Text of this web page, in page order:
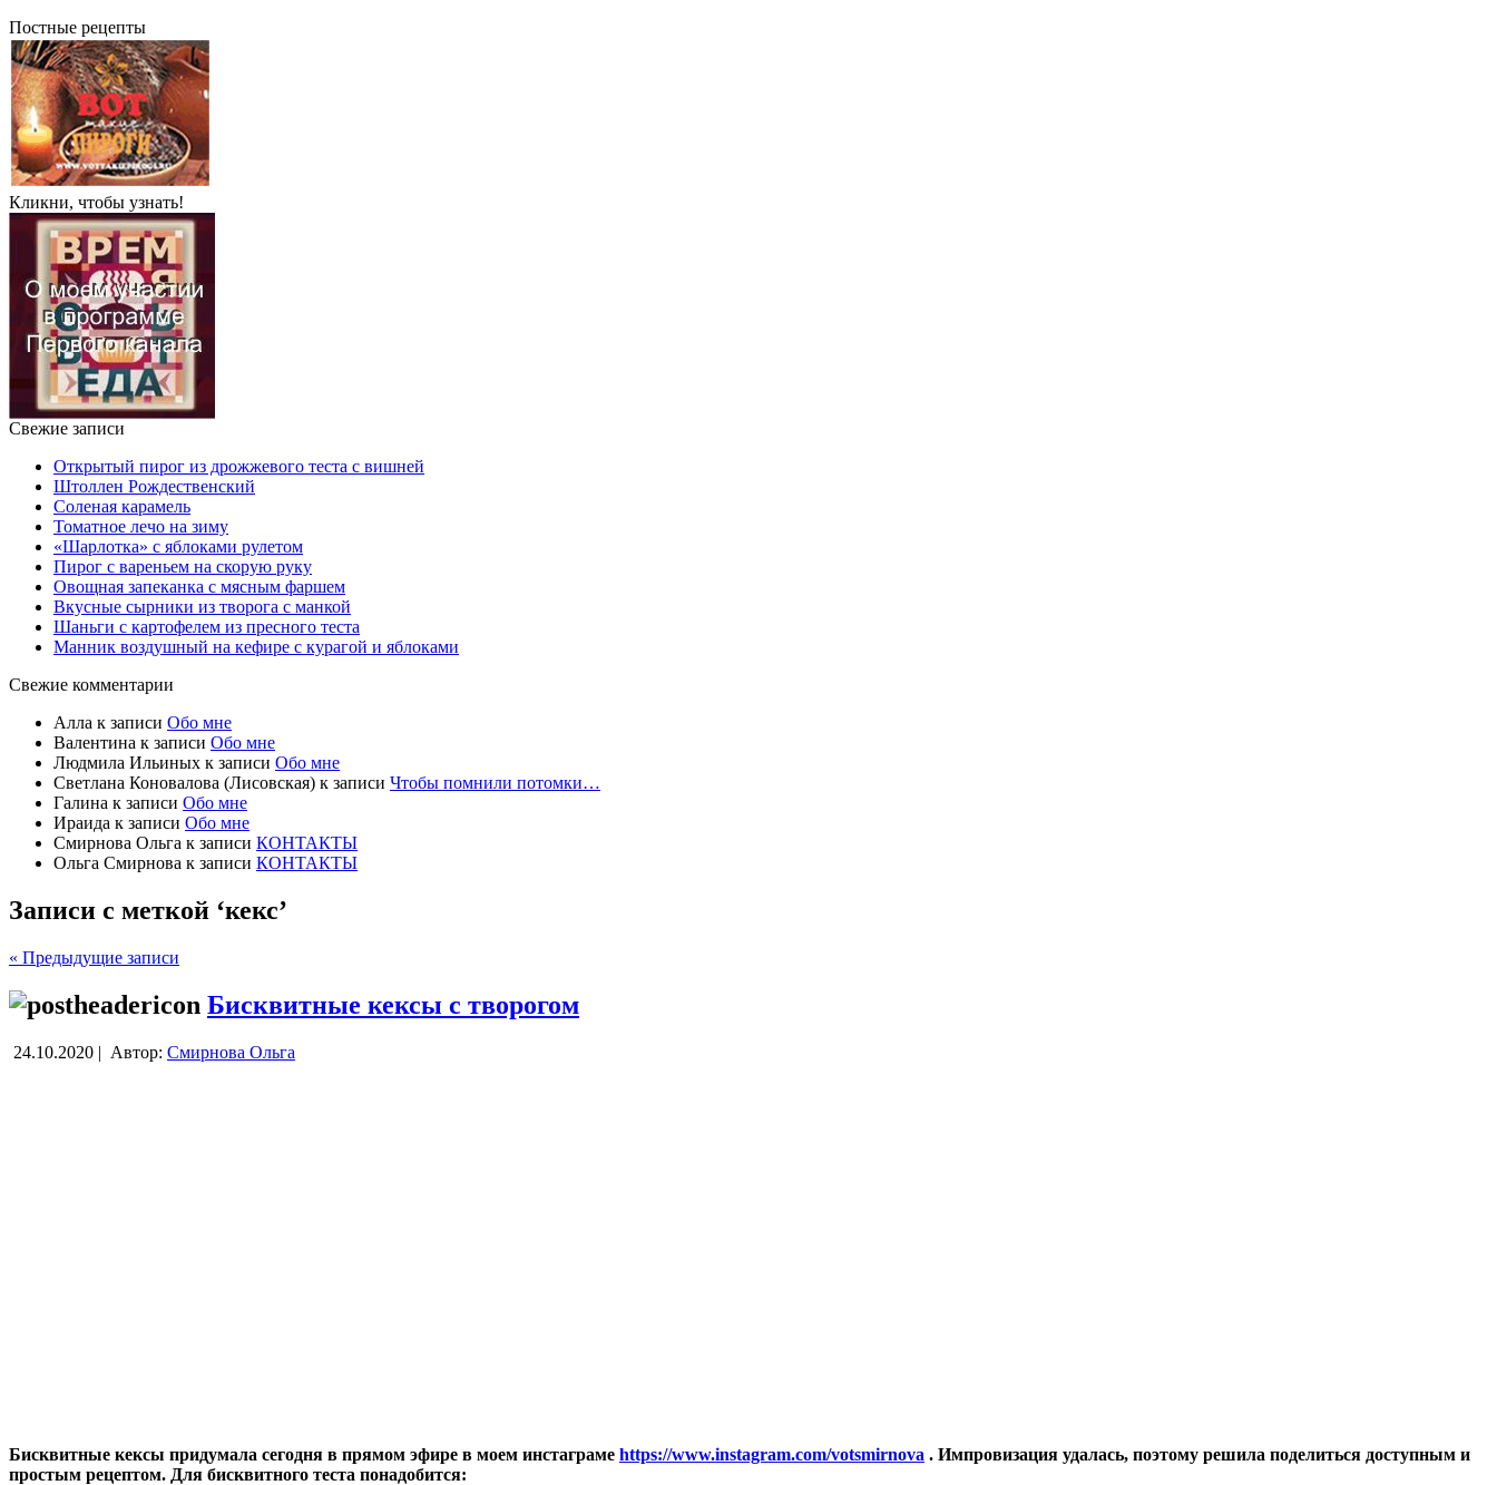
Постные рецепты
Кликни, чтобы узнать!
Свежие записи
Открытый пирог из дрожжевого теста с вишней
Штоллен Рождественский
Соленая карамель
Томатное лечо на зиму
«Шарлотка» с яблоками рулетом
Пирог с вареньем на скорую руку
Овощная запеканка с мясным фаршем
Вкусные сырники из творога с манкой
Шаньги с картофелем из пресного теста
Манник воздушный на кефире с курагой и яблоками
Свежие комментарии
Алла к записи Обо мне
Валентина к записи Обо мне
Людмила Ильиных к записи Обо мне
Светлана Коновалова (Лисовская) к записи Чтобы помнили потомки…
Галина к записи Обо мне
Ираида к записи Обо мне
Смирнова Ольга к записи КОНТАКТЫ
Ольга Смирнова к записи КОНТАКТЫ
Записи с меткой ‘кекс’
« Предыдущие записи
Бисквитные кексы с творогом
24.10.2020 | Автор: Смирнова Ольга
Бисквитные кексы придумала сегодня в прямом эфире в моем инстаграме https://www.instagram.com/votsmirnova . Импровизация удалась, поэтому решила поделиться доступным и
простым рецептом. Для бисквитного теста понадобится: